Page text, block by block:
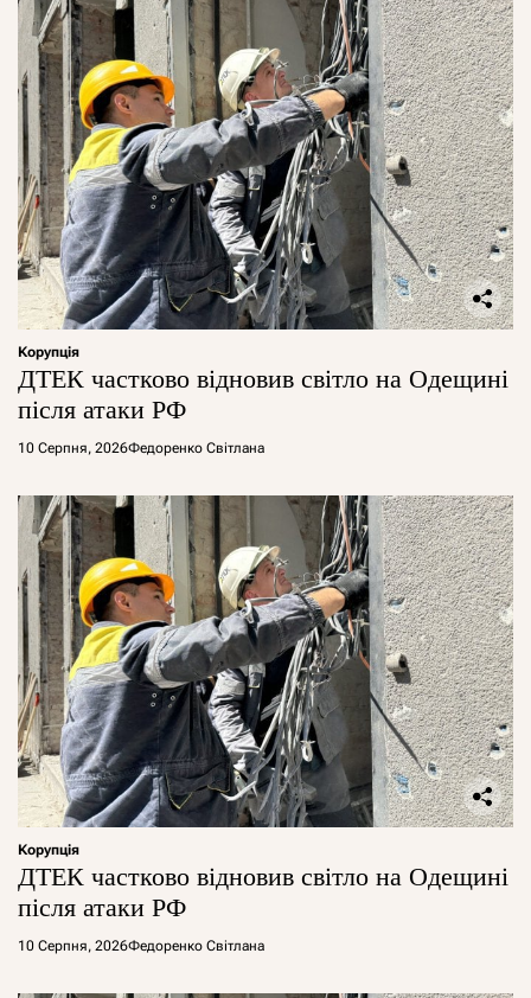
Корупція
ДТЕК частково відновив світло на Одещині
після атаки РФ
10 Серпня, 2026Федоренко Світлана
Корупція
ДТЕК частково відновив світло на Одещині
після атаки РФ
10 Серпня, 2026Федоренко Світлана